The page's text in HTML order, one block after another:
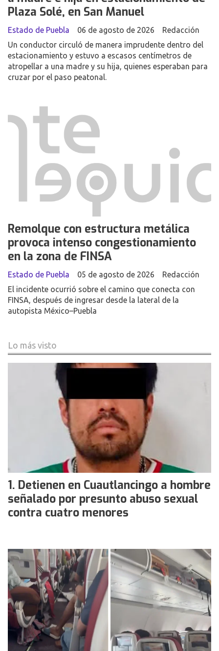
Plaza Solé, en San Manuel
Redacción
Estado de Puebla
06 de agosto de 2026
Un conductor circuló de manera imprudente dentro del
estacionamiento y estuvo a escasos centímetros de
atropellar a una madre y su hija, quienes esperaban para
cruzar por el paso peatonal.
Remolque con estructura metálica
provoca intenso congestionamiento
en la zona de FINSA
Redacción
Estado de Puebla
05 de agosto de 2026
El incidente ocurrió sobre el camino que conecta con
FINSA, después de ingresar desde la lateral de la
autopista México–Puebla
Lo más visto
Detienen en Cuautlancingo a hombre
señalado por presunto abuso sexual
contra cuatro menores